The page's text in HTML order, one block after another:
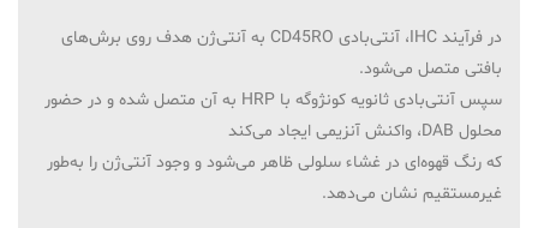
در فرآیند IHC، آنتی‌بادی CD45RO به آنتی‌ژن هدف روی برش‌های
بافتی متصل می‌شود.
سپس آنتی‌بادی ثانویه کونژوگه با HRP به آن متصل شده و در حضور
محلول DAB، واکنش آنزیمی ایجاد می‌کند
که رنگ قهوه‌ای در غشاء سلولی ظاهر می‌شود و وجود آنتی‌ژن را به‌طور
غیرمستقیم نشان می‌دهد.